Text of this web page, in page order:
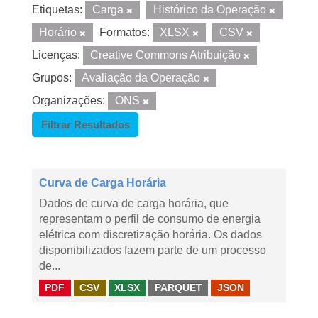
Etiquetas: Carga
Histórico da Operação
Horário
Formatos: XLSX
CSV
Licenças:
Creative Commons Atribuição
Grupos:
Avaliação da Operação
Organizações:
ONS
Filtrar Resultados
Curva de Carga Horária
Dados de curva de carga horária, que
representam o perfil de consumo de energia
elétrica com discretização horária. Os dados
disponibilizados fazem parte de um processo
de...
PDF CSV XLSX PARQUET JSON